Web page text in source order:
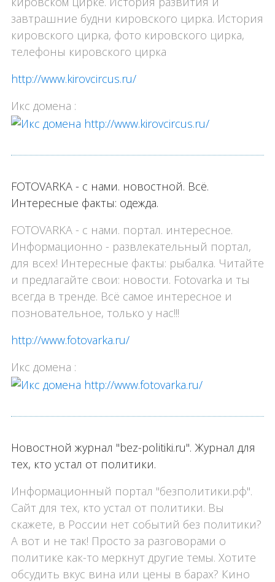
завтрашние будни кировского цирка. История
кировского цирка, фото кировского цирка,
телефоны кировского цирка
http://www.kirovcircus.ru/
Икс домена :
FOTOVARKA - с нами. новостной. Всё.
Интересные факты: одежда.
FOTOVARKA - с нами. портал. интересное.
Информационно - развлекательный портал,
для всех! Интересные факты: рыбалка. Читайте
и предлагайте свои: новости. Fotovarka и ты
всегда в тренде. Всё самое интересное и
позновательное, только у нас!!!
http://www.fotovarka.ru/
Икс домена :
Новостной журнал "bez-politiki.ru". Журнал для
тех, кто устал от политики.
Информационный портал "безполитики.рф".
Сайт для тех, кто устал от политики. Вы
скажете, в России нет событий без политики?
А вот и не так! Просто за разговорами о
политике как-то меркнут другие темы. Хотите
обсудить вкус вина или цены в барах? Кино